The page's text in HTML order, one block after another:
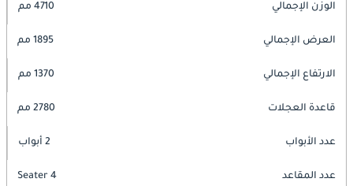
الوزن الإجمالي 4710 مم
العرض الإجمالي 1895 مم
الارتفاع الإجمالي 1370 مم
قاعدة العجلات 2780 مم
عدد الأبواب 2 أبواب
عدد المقاعد 4 Seater